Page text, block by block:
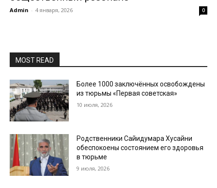
Admin - 4 января, 2026 0
MOST READ
Более 1000 заключённых освобождены
из тюрьмы «Первая советская»
10 июля, 2026
Родственники Сайидумара Хусайни
обеспокоены состоянием его здоровья
в тюрьме
9 июля, 2026